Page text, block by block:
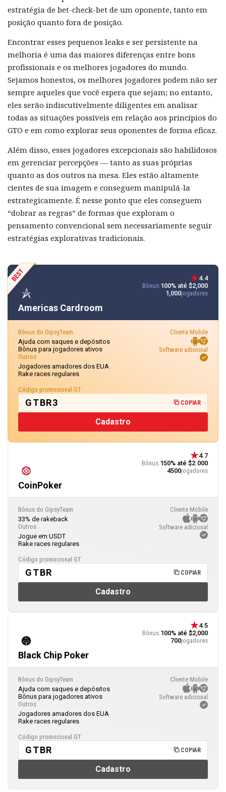
estratégia de bet-check-bet de um oponente, tanto em
posição quanto fora de posição.
Encontrar esses pequenos leaks e ser persistente na
melhoria é uma das maiores diferenças entre bons
profissionais e os melhores jogadores do mundo.
Sejamos honestos, os melhores jogadores podem não ser
sempre aqueles que você espera que sejam; no entanto,
eles serão indiscutivelmente diligentes em analisar
todas as situações possíveis em relação aos princípios do
GTO e em como explorar seus oponentes de forma eficaz.
Além disso, esses jogadores excepcionais são habilidosos
em gerenciar percepções — tanto as suas próprias
quanto as dos outros na mesa. Eles estão altamente
cientes de sua imagem e conseguem manipulá-la
estrategicamente. É nesse ponto que eles conseguem
“dobrar as regras” de formas que exploram o
pensamento convencional sem necessariamente seguir
estratégias explorativas tradicionais.
CoinPoker
4.7
Bônus:150% até $2.000
4500jogadores
Bônus do GipsyTeam
33% de rakeback
Outros
Jogue em USDT
Rake races regulares
Cliente Mobile
Software adicional
Código promocional GT
GTBR COPIAR
Cadastro
Americas Cardroom
4.4
Bônus:100% até $2,000
1,000jogadores
Bônus do GipsyTeam
Ajuda com saques e depósitos
Bônus para jogadores ativos
Outros
Jogadores amadores dos EUA
Rake races regulares
Cliente Mobile
Software adicional
Código promocional GT
GTBR3 COPIAR
Cadastro
Black Chip Poker
4.5
Bônus:100% até $2,000
700jogadores
Bônus do GipsyTeam
Ajuda com saques e depósitos
Bônus para jogadores ativos
Outros
Jogadores amadores dos EUA
Rake races regulares
Cliente Mobile
Software adicional
Código promocional GT
GTBR COPIAR
Cadastro